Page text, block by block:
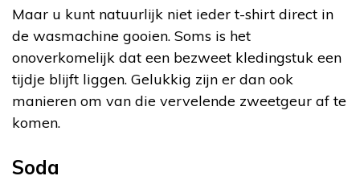
Maar u kunt natuurlijk niet ieder t-shirt direct in
de wasmachine gooien. Soms is het
onoverkomelijk dat een bezweet kledingstuk een
tijdje blijft liggen. Gelukkig zijn er dan ook
manieren om van die vervelende zweetgeur af te
komen.
Soda